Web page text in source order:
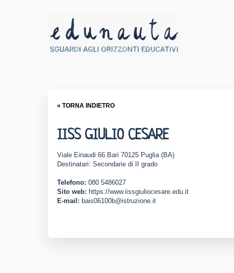
« TORNA INDIETRO
IISS GIULIO CESARE
Viale Einaudi 66 Bari 70125 Puglia (BA)
Destinatari: Secondarie di II grado
Telefono: 080 5486027
Sito web: https://www.iissgiuliocesare.edu.it
E-mail: bais06100b@istruzione.it